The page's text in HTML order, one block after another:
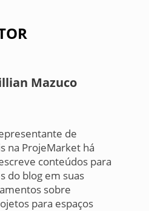
Mazuco
de
na ProjeMarket há
conteúdos para
do blog em suas
sobre
para espaços